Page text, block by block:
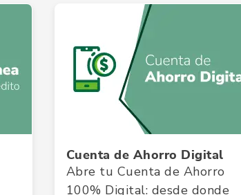
Cuenta de Ahorro Digital
Abre tu Cuenta de Ahorro
100% Digital: desde donde